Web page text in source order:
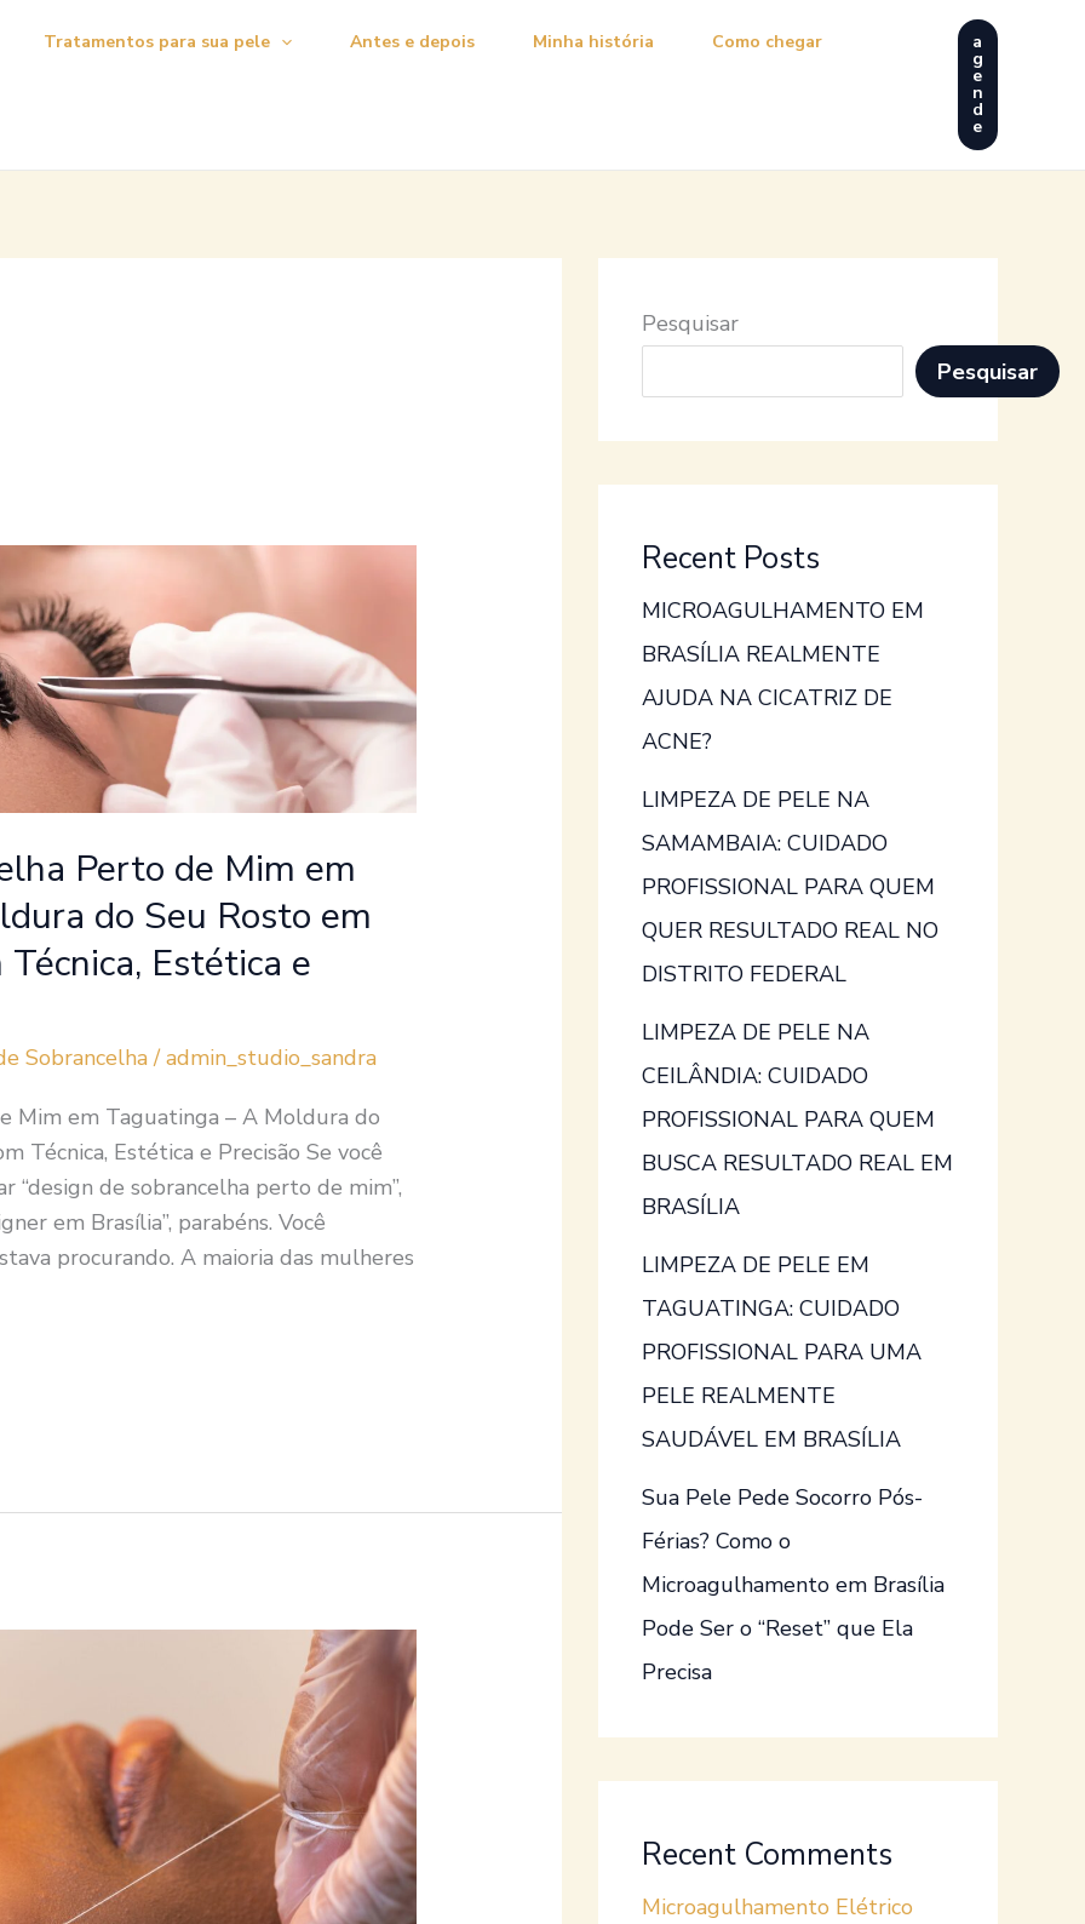
Tratamentos para sua pele Antes e depois Minha história Como chegar a
g
e
n
d
e
Perto de Mim em
do Seu Rosto em
Estética e
Sobrancelha/admin_studio_sandra
Mim em Taguatinga – A Moldura do
Técnica, Estética e Precisão Se você
“design de sobrancelha perto de mim”,
em Brasília”, parabéns. Você
procurando. A maioria das mulheres
Pesquisar
Pesquisar
Recent Posts
MICROAGULHAMENTO EM
BRASÍLIA REALMENTE
AJUDA NA CICATRIZ DE
ACNE?
LIMPEZA DE PELE NA
SAMAMBAIA: CUIDADO
PROFISSIONAL PARA QUEM
QUER RESULTADO REAL NO
DISTRITO FEDERAL
LIMPEZA DE PELE NA
CEILÂNDIA: CUIDADO
PROFISSIONAL PARA QUEM
BUSCA RESULTADO REAL EM
BRASÍLIA
LIMPEZA DE PELE EM
TAGUATINGA: CUIDADO
PROFISSIONAL PARA UMA
PELE REALMENTE
SAUDÁVEL EM BRASÍLIA
Sua Pele Pede Socorro Pós-
Férias? Como o
Microagulhamento em Brasília
Pode Ser o “Reset” que Ela
Precisa
Recent Comments
Microagulhamento Elétrico